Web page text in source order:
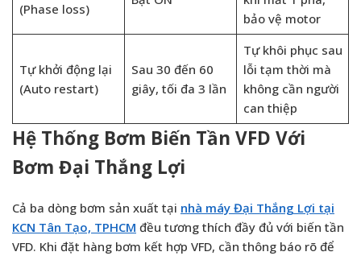
(Phase loss)
bảo vệ motor
Tự khởi động lại
(Auto restart)
Sau 30 đến 60
giây, tối đa 3 lần
Tự khôi phục sau
lỗi tạm thời mà
không cần người
can thiệp
Hệ Thống Bơm Biến Tần VFD Với
Bơm Đại Thắng Lợi
Cả ba dòng bơm sản xuất tại nhà máy Đại Thắng Lợi tại
KCN Tân Tạo, TPHCM đều tương thích đầy đủ với biến tần
VFD. Khi đặt hàng bơm kết hợp VFD, cần thông báo rõ để